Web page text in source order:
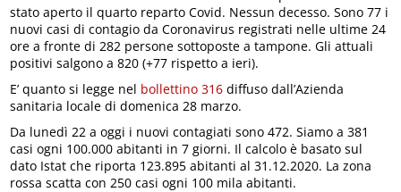
stato aperto il quarto reparto Covid. Nessun decesso. Sono 77 i
nuovi casi di contagio da Coronavirus registrati nelle ultime 24
ore a fronte di 282 persone sottoposte a tampone. Gli attuali
positivi salgono a 820 (+77 rispetto a ieri).
E’ quanto si legge nel bollettino 316 diffuso dall’Azienda
sanitaria locale di domenica 28 marzo.
Da lunedì 22 a oggi i nuovi contagiati sono 472. Siamo a 381
casi ogni 100.000 abitanti in 7 giorni. Il calcolo è basato sul
dato Istat che riporta 123.895 abitanti al 31.12.2020. La zona
rossa scatta con 250 casi ogni 100 mila abitanti.